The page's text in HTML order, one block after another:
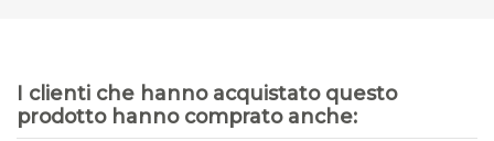
I clienti che hanno acquistato questo
prodotto hanno comprato anche: